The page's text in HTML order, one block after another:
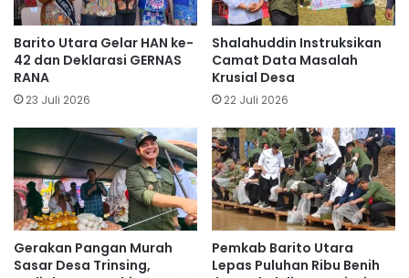
Barito Utara Gelar HAN ke-
42 dan Deklarasi GERNAS
RANA
23 Juli 2026
Shalahuddin Instruksikan
Camat Data Masalah
Krusial Desa
22 Juli 2026
Gerakan Pangan Murah
Sasar Desa Trinsing,
Pemkab Barito Utara
Lepas Puluhan Ribu Benih